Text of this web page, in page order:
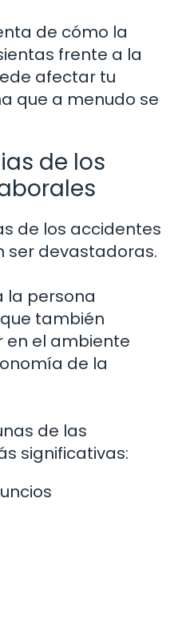
de cómo la
frente a la
afectar tu
que a menudo se
de los
de los accidentes
ser devastadoras.
la persona
también
el ambiente
de la
de las
significativas: